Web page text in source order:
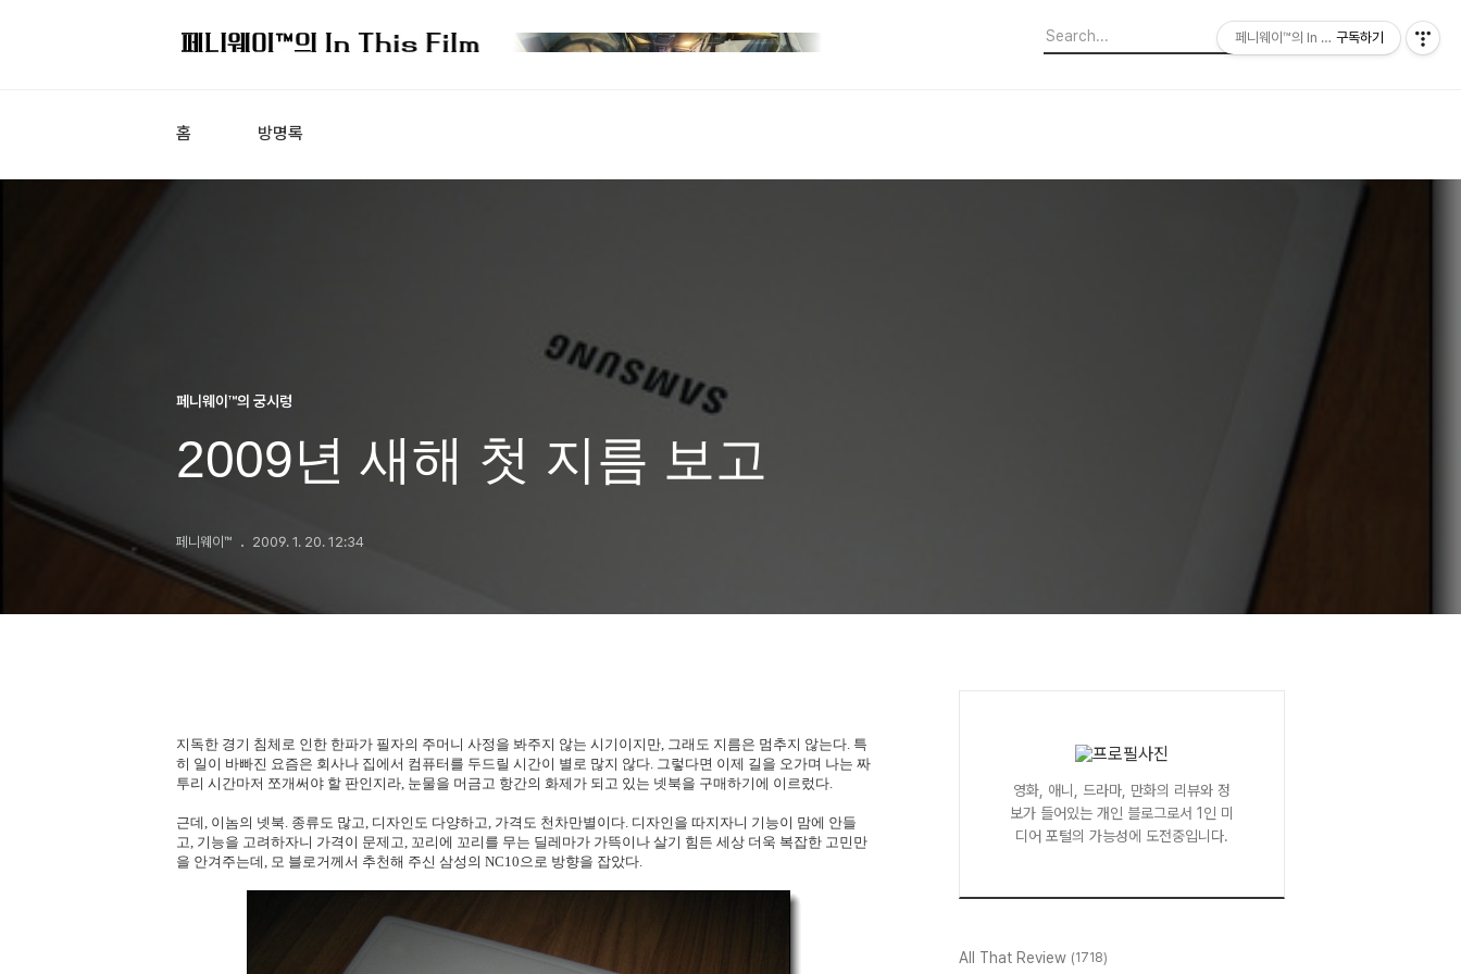
홈 방명록
페니웨이™의 궁시렁
2009년 새해 첫 지름 보고
페니웨이™ 2009. 1. 20. 12:34
지독한 경기 침체로 인한 한파가 필자의 주머니 사정을 봐주지 않는 시기이지만, 그래도 지름은 멈추지 않는다. 특
히 일이 바빠진 요즘은 회사나 집에서 컴퓨터를 두드릴 시간이 별로 많지 않다. 그렇다면 이제 길을 오가며 나는 짜
투리 시간마저 쪼개써야 할 판인지라, 눈물을 머금고 항간의 화제가 되고 있는 넷북을 구매하기에 이르렀다.
근데, 이놈의 넷북. 종류도 많고, 디자인도 다양하고, 가격도 천차만별이다. 디자인을 따지자니 기능이 맘에 안들
고, 기능을 고려하자니 가격이 문제고, 꼬리에 꼬리를 무는 딜레마가 가뜩이나 살기 힘든 세상 더욱 복잡한 고민만
을 안겨주는데, 모 블로거께서 추천해 주신 삼성의 NC10으로 방향을 잡았다.
영화, 애니, 드라마, 만화의 리뷰와 정
보가 들어있는 개인 블로그로서 1인 미
디어 포털의 가능성에 도전중입니다.
All That Review (1718)
페니웨이™의 In This Film
구독하기